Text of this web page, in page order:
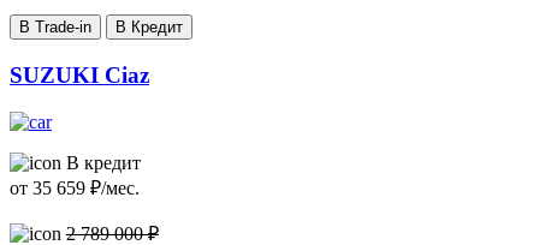
В Trade-in В Кредит
SUZUKI Ciaz
В кредит
от 35 659 ₽/мес.
2 789 000 ₽